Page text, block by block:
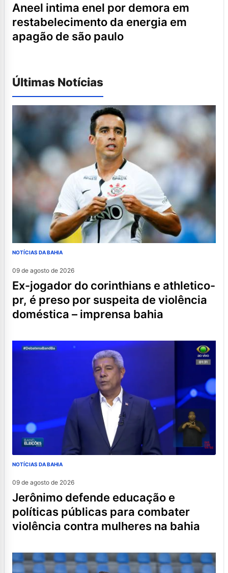
aneel intima enel por demora em
restabelecimento da energia em
apagão de são paulo
Últimas Notícias
NOTÍCIAS DA BAHIA
09 de agosto de 2026
ex-jogador do corinthians e athletico-
pr, é preso por suspeita de violência
doméstica – imprensa bahia
NOTÍCIAS DA BAHIA
09 de agosto de 2026
jerônimo defende educação e
políticas públicas para combater
violência contra mulheres na bahia